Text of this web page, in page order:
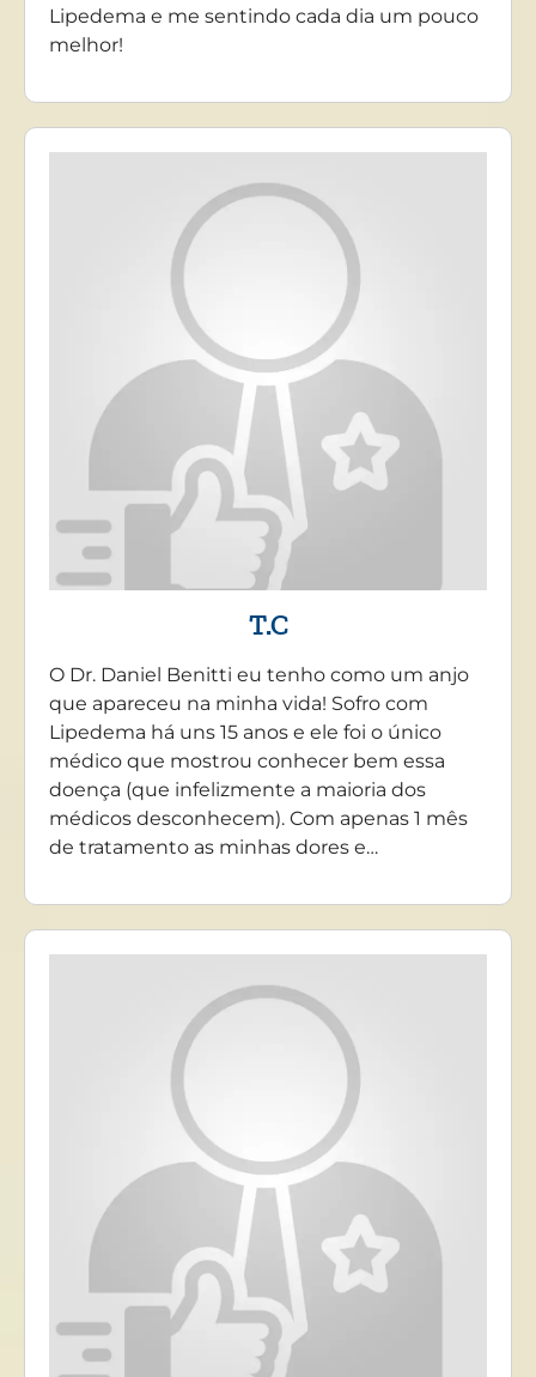
Lipedema e me sentindo cada dia um pouco
melhor!
T.C
O Dr. Daniel Benitti eu tenho como um anjo
que apareceu na minha vida! Sofro com
Lipedema há uns 15 anos e ele foi o único
médico que mostrou conhecer bem essa
doença (que infelizmente a maioria dos
médicos desconhecem). Com apenas 1 mês
de tratamento as minhas dores e…